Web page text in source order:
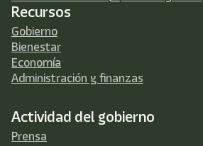
Recursos
Gobierno
Bienestar
Economía
Administración y finanzas
Actividad del gobierno
Prensa